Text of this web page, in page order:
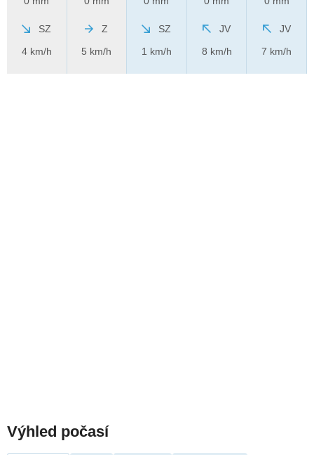
SZ
4 km/h
Z
5 km/h
SZ
1 km/h
JV
8 km/h
JV
7 km/h
Výhled počasí